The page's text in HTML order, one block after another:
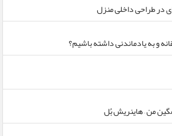
در طراحی داخلی منزل
و به یادماندنی داشته باشیم؟
من – هاینریش بُل